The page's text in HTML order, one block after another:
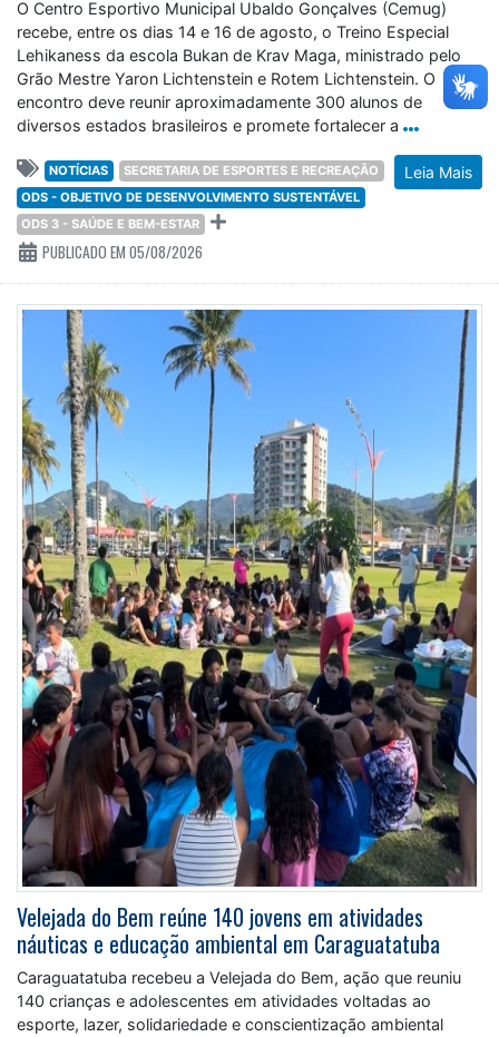
O Centro Esportivo Municipal Ubaldo Gonçalves (Cemug)
recebe, entre os dias 14 e 16 de agosto, o Treino Especial
Lehikaness da escola Bukan de Krav Maga, ministrado pelo
Grão Mestre Yaron Lichtenstein e Rotem Lichtenstein. O
encontro deve reunir aproximadamente 300 alunos de
diversos estados brasileiros e promete fortalecer a
Leia Mais
NOTÍCIAS
SECRETARIA DE ESPORTES E RECREAÇÃO
ODS - OBJETIVO DE DESENVOLVIMENTO SUSTENTÁVEL
ODS 3 - SAÚDE E BEM-ESTAR
PUBLICADO EM 05/08/2026
Velejada do Bem reúne 140 jovens em atividades
náuticas e educação ambiental em Caraguatatuba
Caraguatatuba recebeu a Velejada do Bem, ação que reuniu
140 crianças e adolescentes em atividades voltadas ao
esporte, lazer, solidariedade e conscientização ambiental